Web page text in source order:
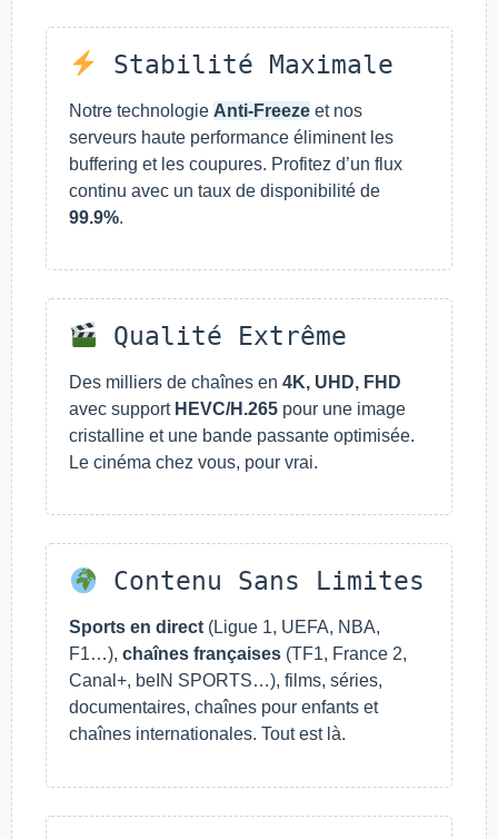
Stabilité Maximale
Notre technologie Anti-Freeze et nos
serveurs haute performance éliminent les
buffering et les coupures. Profitez d’un flux
continu avec un taux de disponibilité de
99.9%.
Qualité Extrême
Des milliers de chaînes en 4K, UHD, FHD
avec support HEVC/H.265 pour une image
cristalline et une bande passante optimisée.
Le cinéma chez vous, pour vrai.
Contenu Sans Limites
Sports en direct (Ligue 1, UEFA, NBA,
F1…), chaînes françaises (TF1, France 2,
Canal+, beIN SPORTS…), films, séries,
documentaires, chaînes pour enfants et
chaînes internationales. Tout est là.